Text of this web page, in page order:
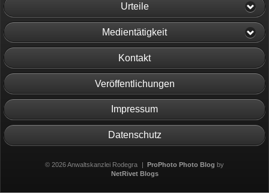
Urteile
Medientätigkeit
Kontakt
Veröffentlichungen
Impressum
Datenschutz
© 2026 Anwaltskanzlei Rodegra | ProPhoto Photo Blog by
NetRivet Blogs